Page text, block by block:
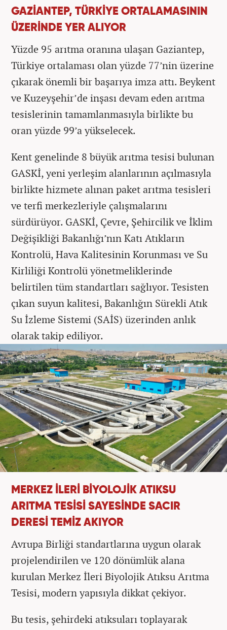
GAZİANTEP, TÜRKİYE ORTALAMASININ
ÜZERİNDE YER ALIYOR
Yüzde 95 arıtma oranına ulaşan Gaziantep,
Türkiye ortalaması olan yüzde 77’nin üzerine
çıkarak önemli bir başarıya imza attı. Beykent
ve Kuzeyşehir’de inşası devam eden arıtma
tesislerinin tamamlanmasıyla birlikte bu
oran yüzde 99’a yükselecek.
Kent genelinde 8 büyük arıtma tesisi bulunan
GASKİ, yeni yerleşim alanlarının açılmasıyla
birlikte hizmete alınan paket arıtma tesisleri
ve terfi merkezleriyle çalışmalarını
sürdürüyor. GASKİ, Çevre, Şehircilik ve İklim
Değişikliği Bakanlığı’nın Katı Atıkların
Kontrolü, Hava Kalitesinin Korunması ve Su
Kirliliği Kontrolü yönetmeliklerinde
belirtilen tüm standartları sağlıyor. Tesisten
çıkan suyun kalitesi, Bakanlığın Sürekli Atık
Su İzleme Sistemi (SAİS) üzerinden anlık
olarak takip ediliyor.
MERKEZ İLERİ BİYOLOJİK ATIKSU
ARITMA TESİSİ SAYESİNDE SACIR
DERESİ TEMİZ AKIYOR
Avrupa Birliği standartlarına uygun olarak
projelendirilen ve 120 dönümlük alana
kurulan Merkez İleri Biyolojik Atıksu Arıtma
Tesisi, modern yapısıyla dikkat çekiyor.
Bu tesis, şehirdeki atıksuları toplayarak